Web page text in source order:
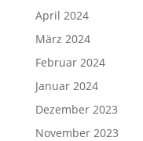
April 2024
März 2024
Februar 2024
Januar 2024
Dezember 2023
November 2023